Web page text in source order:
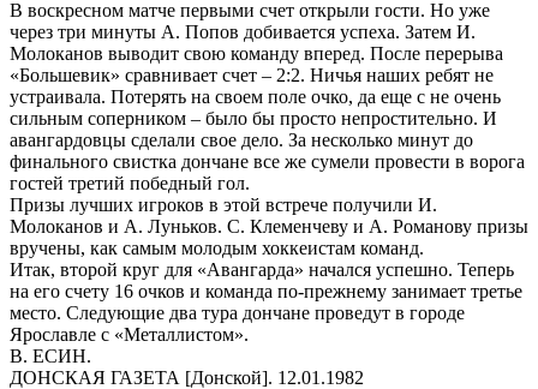
В воскресном матче первыми счет открыли гости. Но уже
через три минуты А. Попов добивается успеха. Затем И.
Молоканов выводит свою команду вперед. После перерыва
«Большевик» сравнивает счет – 2:2. Ничья наших ребят не
устраивала. Потерять на своем поле очко, да еще с не очень
сильным соперником – было бы просто непростительно. И
авангардовцы сделали свое дело. За несколько минут до
финального свистка дончане все же сумели провести в ворога
гостей третий победный гол.
Призы лучших игроков в этой встрече получили И.
Молоканов и А. Луньков. С. Клеменчеву и А. Романову призы
вручены, как самым молодым хоккеистам команд.
Итак, второй круг для «Авангарда» начался успешно. Теперь
на его счету 16 очков и команда по-прежнему занимает третье
место. Следующие два тура дончане проведут в городе
Ярославле с «Металлистом».
В. ЕСИН.
ДОНСКАЯ ГАЗЕТА [Донской]. 12.01.1982